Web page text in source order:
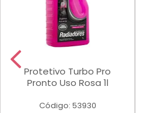
Protetivo Turbo Pro
Pronto Uso Rosa 1l
Código: 53930